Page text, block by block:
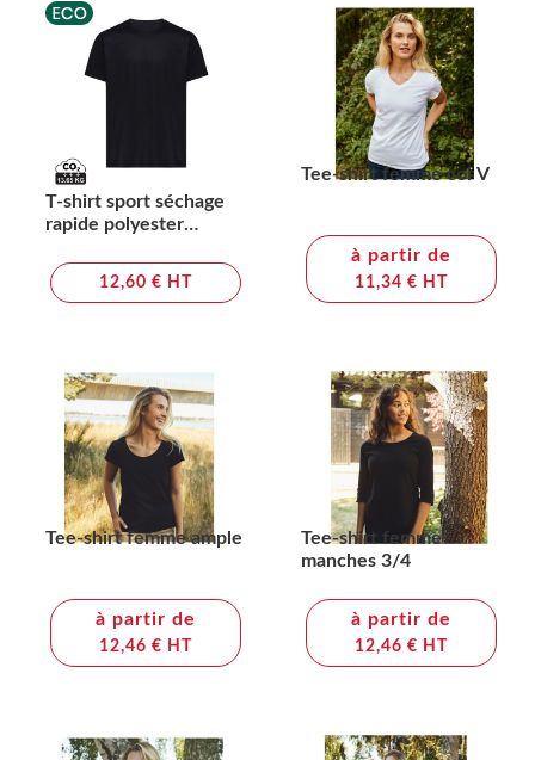
T-shirt sport séchage
rapide polyester
12,60 € HT
Tee-shirt femme col V
à partir de
11,34 € HT
Tee-shirt femme ample
à partir de
12,46 € HT
Tee-shirt femme
manches 3/4
à partir de
12,46 € HT